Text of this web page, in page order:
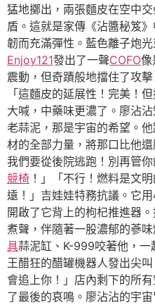
猛地擲出，兩張麵皮在空中
盾。這就是家傳《沾醬秘笈
韌而充滿彈性。藍色離子炮
Enjoy121發出了一聲COFO像
震動，但奇蹟般地擋住了攻
「這麵皮的延展性！完美！
大喊，中藥味更濃了。廖沾
老蒜泥，那是宇宙的希望。
材的全部力量，將那口比他
我們要從後院逃跑！別再管
競椅 ！」「不行！燃料是文
遠！」吉娃娃特務抗議。它
開啟了它背上的枸杞推進器
煮聲，伴隨著一股濃郁的蔘
具蒜泥缸、K-999咬著他，一
王醋狂的醋罐機器人發出尖
會追上你！」店內剩下的所
了最後的哀鳴。廖沾沾的宇